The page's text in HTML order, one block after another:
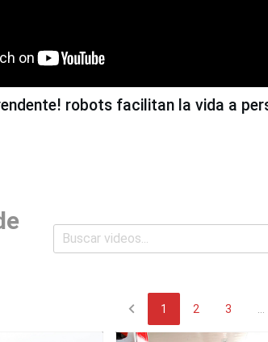
robots facilitan la vida a
chevron_left 1 2 3 ...